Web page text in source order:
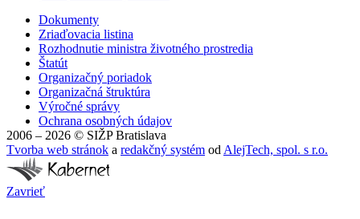
Dokumenty
Zriaďovacia listina
Rozhodnutie ministra životného prostredia
Štatút
Organizačný poriadok
Organizačná štruktúra
Výročné správy
Ochrana osobných údajov
2006 – 2026 © SIŽP Bratislava
Tvorba web stránok a redakčný systém od AlejTech, spol. s r.o.
Zavrieť